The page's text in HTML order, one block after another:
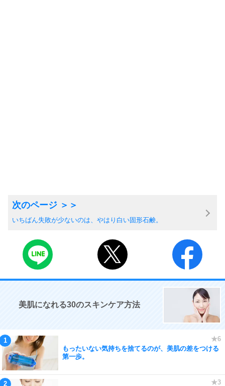
いちばん失敗が少ないのは、やはり白い固形石鹸。
美肌になれる30のスキンケア方法
もったいない気持ちを捨てるのが、美肌の差をつける
第一歩。